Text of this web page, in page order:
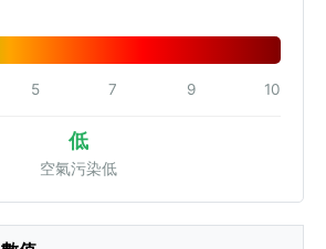
5 7 9 10
低
空氣污染低